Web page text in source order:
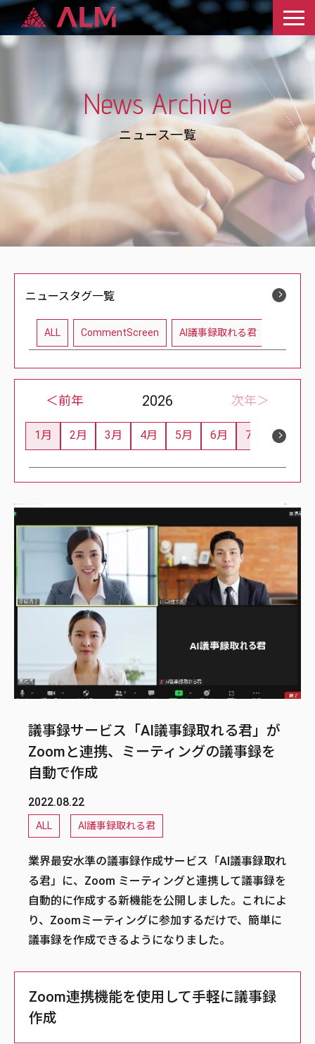
News Archive
ニュース一覧
ニュースタグ一覧
ALL CommentScreen AI議事録取れる君
＜前年 2026 次年＞
1月
1
2月
0
3月
0
4月
0
5月
0
6月
0
7月
2
8月
議事録サービス「AI議事録取れる君」が
Zoomと連携、ミーティングの議事録を
自動で作成
2022.08.22
ALL AI議事録取れる君
業界最安水準の議事録作成サービス「AI議事録取れ
る君」に、Zoom ミーティングと連携して議事録を
自動的に作成する新機能を公開しました。これによ
り、Zoomミーティングに参加するだけで、簡単に
議事録を作成できるようになりました。
Zoom連携機能を使用して手軽に議事録
作成